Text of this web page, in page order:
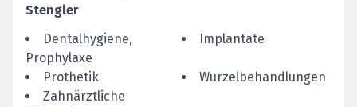
Stengler
Dentalhygiene,
Prophylaxe
Implantate
Prothetik
Wurzelbehandlungen
Zahnärztliche